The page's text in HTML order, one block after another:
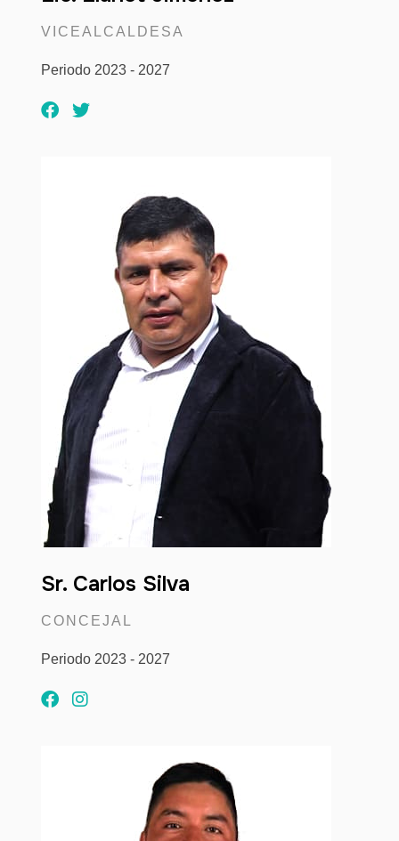
VICEALCALDESA
Periodo 2023 - 2027
Sr. Carlos Silva
CONCEJAL
Periodo 2023 - 2027